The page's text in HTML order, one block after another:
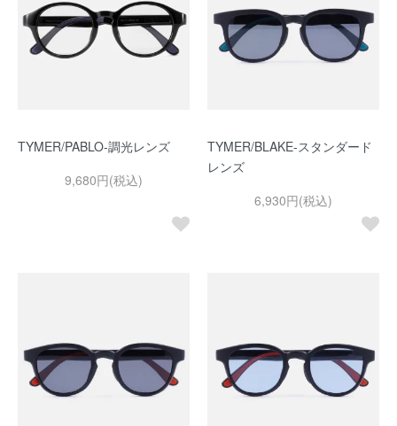
TYMER/PABLO-調光レンズ
9,680円(税込)
TYMER/BLAKE-スタンダード
レンズ
6,930円(税込)